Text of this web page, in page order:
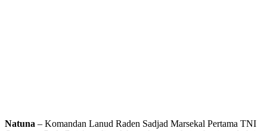
Natuna – Komandan Lanud Raden Sadjad Marsekal Pertama TNI